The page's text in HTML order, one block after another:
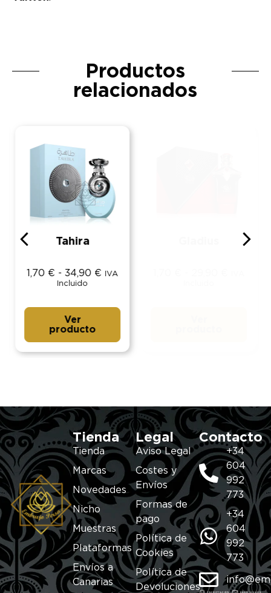
Productos
relacionados
Tahira
1,70 € - 34,90 €
IVA
Incluido
Ver
producto
Tienda
Tienda
Marcas
Novedades
Nicho
Muestras
Plataformas
Envíos a
Canarias
Legal
Aviso Legal
Costes y
Envíos
Formas de
pago
Política de
Cookies
Política de
Devoluciones
Contacto
+34
604
992
773
+34
604
992
773